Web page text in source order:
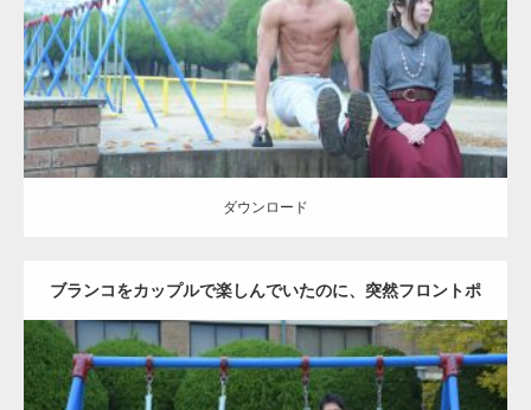
ダウンロード
ダウンロード
ブランコをカップルで楽しんでいたのに、突然フロントポ
ーズをするマッチョ